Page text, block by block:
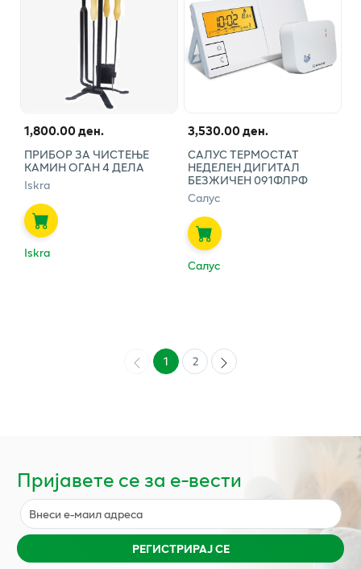
1,800.00 ден.
ПРИБОР ЗА ЧИСТЕЊЕ
КАМИН ОГАН 4 ДЕЛА
Iskra
Iskra
3,530.00 ден.
САЛУС ТЕРМОСТАТ
НЕДЕЛЕН ДИГИТАЛ
БЕЗЖИЧЕН 091ФЛРФ
Салус
Салус
1 2
Пријавете се за е-вести
РЕГИСТРИРАЈ СЕ